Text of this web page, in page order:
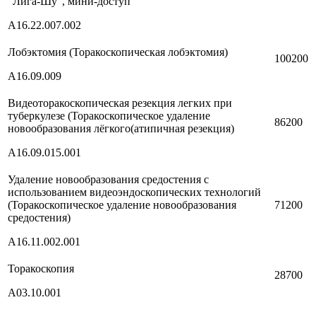
A16.22.007.002
Лобэктомия (Торакоскопическая лобэктомия)
A16.09.009
100200
Видеоторакоскопическая резекция легких при
туберкулезе (Торакоскопическое удаление
новообразования лёгкого(атипичная резекция)
A16.09.015.001
86200
Удаление новообразования средостения с
использованием видеоэндоскопических технологий
(Торакоскопическое удаление новообразования
средостения)
A16.11.002.001
71200
Торакоскопия
A03.10.001
28700